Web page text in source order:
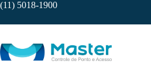
Skip
content
(11) 5018-1900